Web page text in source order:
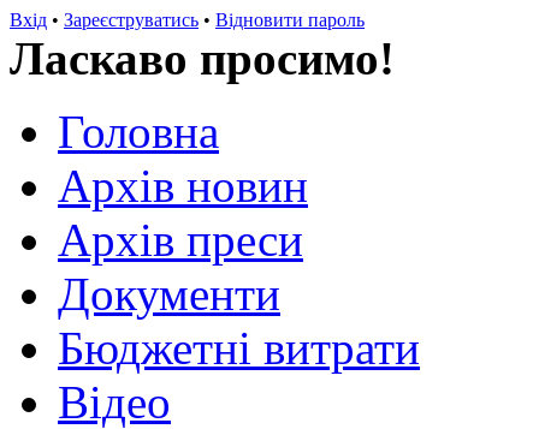
Вхід • Зареєструватись • Відновити пароль
Ласкаво просимо!
Головна
Архів новин
Архів преси
Документи
Бюджетні витрати
Відео